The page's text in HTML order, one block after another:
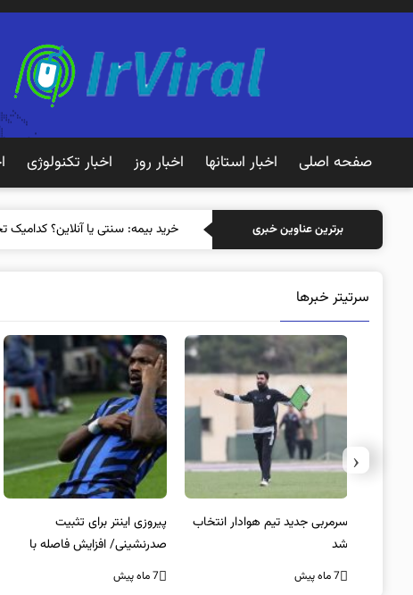
صفحه اصلی اخبار استانها اخبار روز اخبار تکنولوژی
برترین عناوین خبری خرید بیمه
سرتیتر خبرها
سرمربی جدید تیم هوادار انتخاب
شد
7 ماه پیش
پیروزی اینتر برای تثبیت
صدرنشینی/ افزایش فاصله با
ناپولی
7 ماه پیش
‹